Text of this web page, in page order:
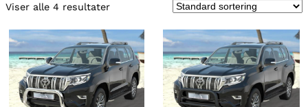
Viser alle 4 resultater